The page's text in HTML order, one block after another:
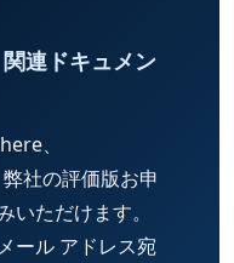
連ドキュメン
、
社の評価版お申
いただけます。
ール アドレス宛